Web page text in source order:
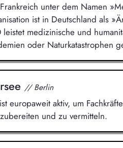
unter dem Namen
ist in Deutschland als
medizinische und
oder Naturkatastrophen
// Berlin
europaweit aktiv, um
und zu vermitteln.